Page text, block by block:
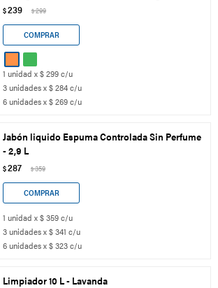
$239 $299
1 unidad x $ 299 c/u
3 unidades x $ 284 c/u
6 unidades x $ 269 c/u
Jabón liquido Espuma Controlada Sin Perfume
- 2,9 L
$287 $359
1 unidad x $ 359 c/u
3 unidades x $ 341 c/u
6 unidades x $ 323 c/u
Limpiador 10 L - Lavanda